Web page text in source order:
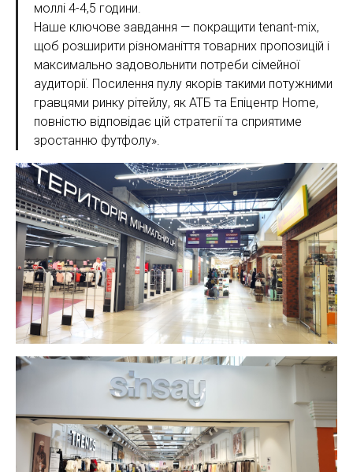
моллі 4-4,5 години.
Наше ключове завдання — покращити tenant-mix,
щоб розширити різноманіття товарних пропозицій і
максимально задовольнити потреби сімейної
аудиторії. Посилення пулу якорів такими потужними
гравцями ринку рітейлу, як АТБ та Епіцентр Home,
повністю відповідає цій стратегії та сприятиме
зростанню футфолу».